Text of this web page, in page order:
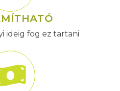
ideig fog ez tartani